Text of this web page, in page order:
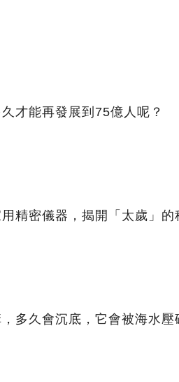
才能再發展到75億人呢？
精密儀器，揭開「太歲」的
多久會沉底，它會被海水壓